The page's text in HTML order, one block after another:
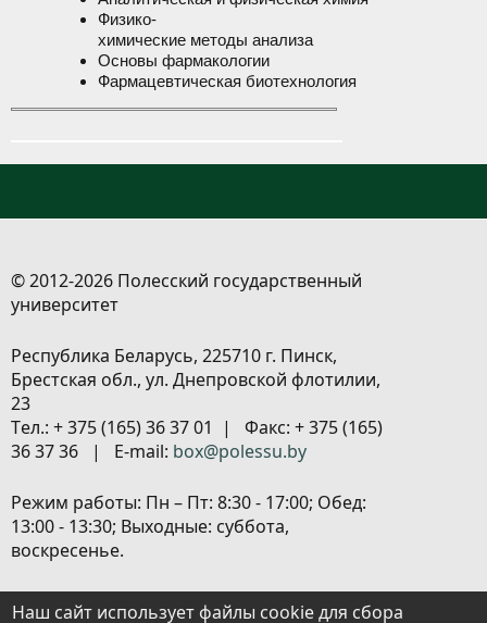
Физико-
химические методы анализа
Основы фармакологии
Фармацевтическая биотехнология
© 2012-2026 Полесский государственный
университет
Республика Беларусь, 225710 г. Пинск,
Брестская обл., ул. Днепровской флотилии,
23
Tел.: + 375 (165) 36 37 01 | Факс: + 375 (165)
36 37 36 | E-mail: box@polessu.by
Режим работы: Пн – Пт: 8:30 - 17:00; Обед:
13:00 - 13:30; Выходные: суббота,
воскресенье.
Расположение объектов |
Политика
Наш сайт использует файлы cookie для сбора